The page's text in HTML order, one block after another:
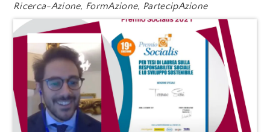
Ricerca-Azione, FormAzione, PartecipAzione